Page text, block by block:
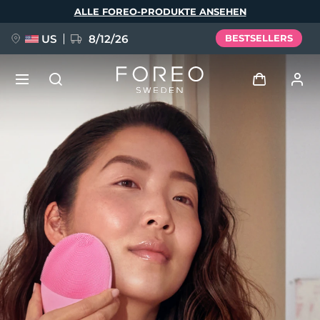
ALLE FOREO-PRODUKTE ANSEHEN
US 8/12/26 BESTSELLERS
Benutzerkonto
Meine Geräte
Meine Bestellungen
Meine Adressen
Meine Abonnements
FAQ™ Pure Beauty-Tech Elixir
BREAKING NEWS
issa™ Teeth Whitening Set
Sprache
English Deutsch
Español
Français
Italiano
Português
Polski
Svenska
Русский
Türkçe
简体中文 繁體中文